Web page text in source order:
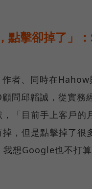
點擊卻掉了」
作者、同時在
問邱韜誠，從實務
「目前手上客戶的
，但是點擊掉了很
我想Google也不打